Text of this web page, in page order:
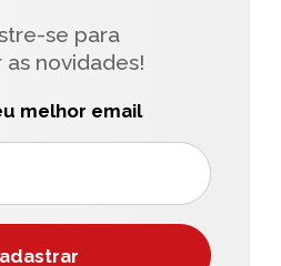
se para
novidades!
melhor email